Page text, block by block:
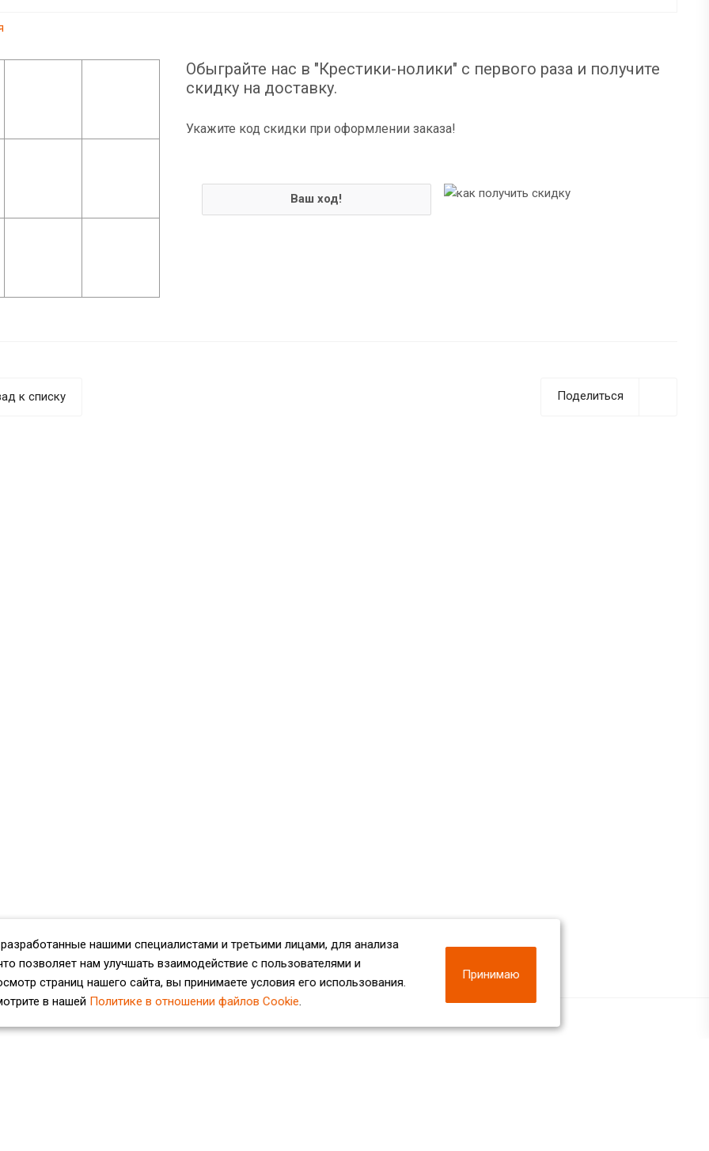
Обыграйте нас в "Крестики-нолики" с первого раза и получите
скидку на доставку.
Укажите код скидки при оформлении заказа!
Ваш ход!
Поделиться
к списку
нашими специалистами и третьими лицами, для анализа
позволяет нам улучшать взаимодействие с пользователями и
страниц нашего сайта, вы принимаете условия его использования.
в нашей Политике в отношении файлов Cookie.
Принимаю